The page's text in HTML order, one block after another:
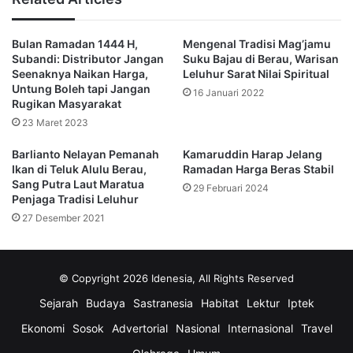
berkumpul bersama orang-orang terkasih.
Bukan hanya bersama keluarga munggahan ini juga bisa
dilakukan dengan teman-teman dan rekan kerja.
Di dalam munggahan biasanya ada satu momen untuk
saling meminta maaf untuk mempersiapkan diri menuju
bulan puasa yang suci.
3. Megibung
Walaupun mayoritas masyarakat Bali beragama Hindu,
Tradisi Megibung biasanya dilakukan muslim Bali
menjelang bulan puasa.
Bulan Ramadan 1444 H,
Subandi: Distributor Jangan
Seenaknya Naikan Harga,
Untung Boleh tapi Jangan
Rugikan Masyarakat
23 Maret 2023
Mengenal Tradisi Mag’jamu
Suku Bajau di Berau, Warisan
Leluhur Sarat Nilai Spiritual
16 Januari 2022
Barlianto Nelayan Pemanah
Ikan di Teluk Alulu Berau,
Sang Putra Laut Maratua
Penjaga Tradisi Leluhur
27 Desember 2021
Kamaruddin Harap Jelang
Ramadan Harga Beras Stabil
29 Februari 2024
© Copyright 2026 Idenesia, All Rights Reserved
Sejarah Budaya Sastranesia Habitat Lektur
Iptek
Ekonomi
Sosok Advertorial Nasional Internasional
Travel